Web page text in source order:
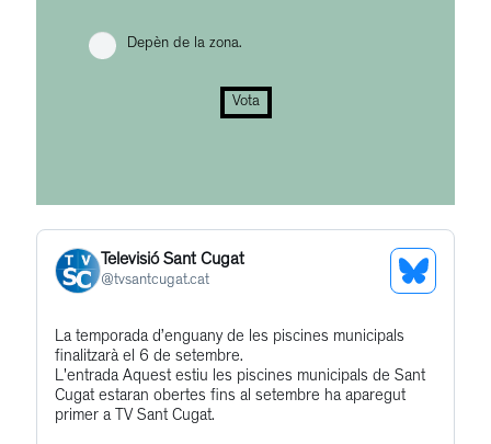
Depèn de la zona.
Vota
Televisió Sant Cugat
@tvsantcugat.cat
See
Get
to
this
post
La temporada d’enguany de les piscines municipals
finalitzarà el 6 de setembre.
L'entrada Aquest estiu les piscines municipals de Sant
Cugat estaran obertes fins al setembre ha aparegut
primer a TV Sant Cugat.